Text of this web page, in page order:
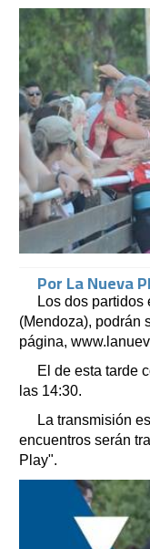
Por La Nueva
Los dos partidos
(Mendoza), podrán
página,
El de esta tarde
las 14:30.
La transmisión
encuentros serán
Play".